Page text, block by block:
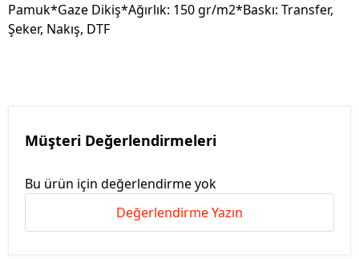
Pamuk*Gaze Dikiş*Ağırlık: 150 gr/m2*Baskı: Transfer,
Şeker, Nakış, DTF
Müşteri Değerlendirmeleri
Bu ürün için değerlendirme yok
Değerlendirme Yazın